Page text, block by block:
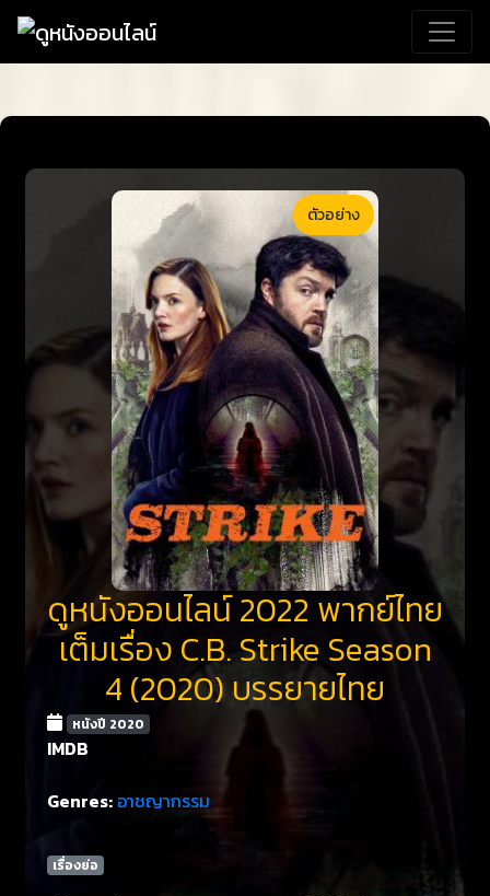
ตัวอย่าง
ดูหนังออนไลน์ 2022 พากย์ไทย
เต็มเรื่อง C.B. Strike Season
4 (2020) บรรยายไทย
หนังปี 2020
IMDB
Genres: อาชญากรรม
เรื่องย่อ